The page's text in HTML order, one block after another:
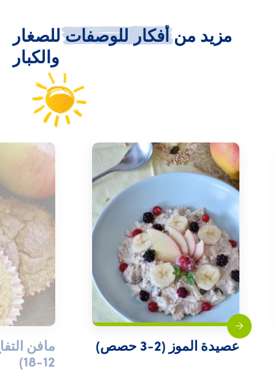
مزيد من أفكار للوصفات للصغار
والكبار
عصيدة الموز (2-3 حصص)
مافن
12-18)